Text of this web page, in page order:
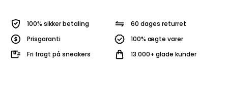
100% sikker betaling
Prisgaranti
Fri fragt på sneakers
60 dages returret
100% ægte varer
13.000+ glade kunder